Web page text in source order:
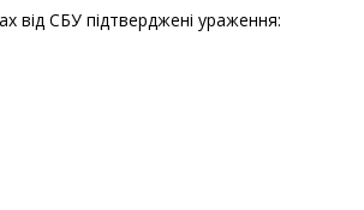
від СБУ підтверджені ураження: